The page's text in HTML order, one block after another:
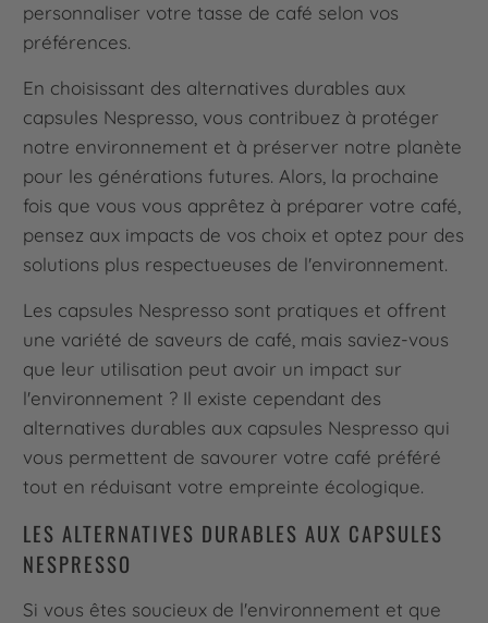
personnaliser votre tasse de café selon vos
préférences.
En choisissant des alternatives durables aux
capsules Nespresso, vous contribuez à protéger
notre environnement et à préserver notre planète
pour les générations futures. Alors, la prochaine
fois que vous vous apprêtez à préparer votre café,
pensez aux impacts de vos choix et optez pour des
solutions plus respectueuses de l'environnement.
Les capsules Nespresso sont pratiques et offrent
une variété de saveurs de café, mais saviez-vous
que leur utilisation peut avoir un impact sur
l'environnement ? Il existe cependant des
alternatives durables aux capsules Nespresso qui
vous permettent de savourer votre café préféré
tout en réduisant votre empreinte écologique.
LES ALTERNATIVES DURABLES AUX CAPSULES
NESPRESSO
Si vous êtes soucieux de l'environnement et que